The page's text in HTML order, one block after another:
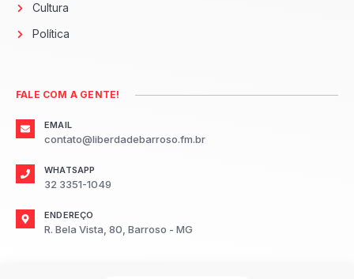
Cultura
Política
FALE COM A GENTE!
EMAIL
contato@liberdadebarroso.fm.br
WHATSAPP
32 3351-1049
ENDEREÇO
R. Bela Vista, 80, Barroso - MG